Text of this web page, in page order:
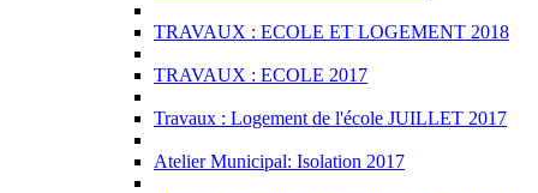
TRAVAUX : ECOLE ET LOGEMENT 2018
TRAVAUX : ECOLE 2017
Travaux : Logement de l'école JUILLET 2017
Atelier Municipal: Isolation 2017